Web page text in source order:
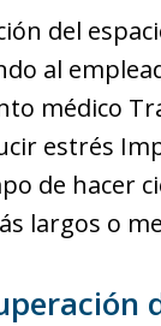
del
al
médico
estrés
de hacer
largos o